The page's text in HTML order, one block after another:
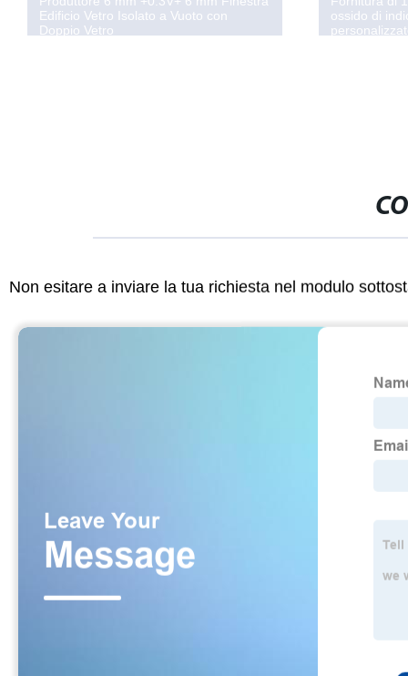
Edificio Vetro Isolato a Vuoto con
Doppio Vetro
ossido di
Non esitare a inviare la tua richiesta nel modulo